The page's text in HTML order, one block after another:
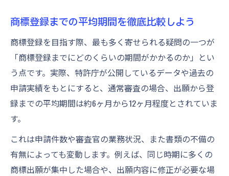
商標登録までの平均期間を徹底比較しよう
商標登録を目指す際、最も多く寄せられる疑問の一つが
「商標登録までにどのくらいの期間がかかるのか」とい
う点です。実際、特許庁が公開しているデータや過去の
申請実績をもとにすると、通常審査の場合、出願から登
録までの平均期間は約6ヶ月から12ヶ月程度とされていま
す。
これは申請件数や審査官の業務状況、また書類の不備の
有無によっても変動します。例えば、同じ時期に多くの
商標出願が集中した場合や、出願内容に修正が必要な場